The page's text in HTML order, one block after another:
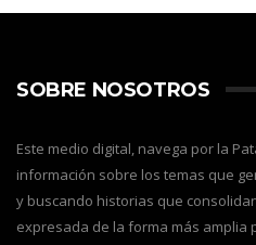
SOBRE NOSOTROS
Este medio digital, navega por la
información sobre los temas que
y buscando historias que
expresada de la forma más amplia